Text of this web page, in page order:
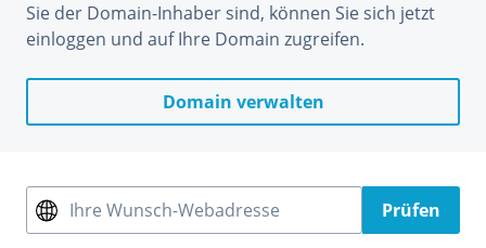
Sie der Domain-Inhaber sind, können Sie sich jetzt
einloggen und auf Ihre Domain zugreifen.
Domain verwalten
Ihre Wunsch-Webadresse Prüfen